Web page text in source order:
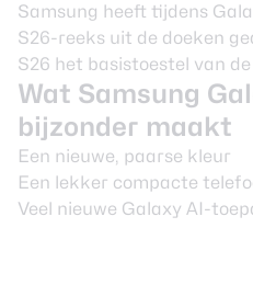
Samsung heeft tijdens
S26-reeks uit de doeken
S26 het basistoestel van
Wat Samsung
bijzonder maakt
Een nieuwe, paarse kleur
Een lekker compacte
Veel nieuwe Galaxy AI-